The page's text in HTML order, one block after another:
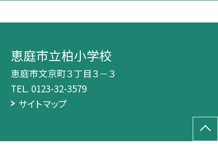
恵庭市立柏小学校
恵庭市文京町３丁目３－３
TEL. 0123-32-3579
サイトマップ